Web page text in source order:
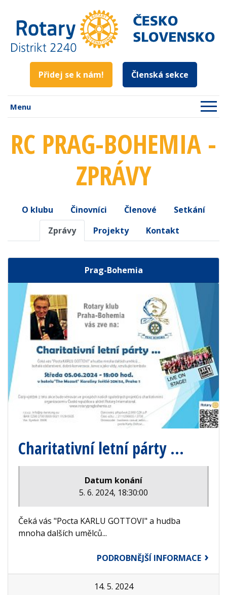
Přidej se k nám! Členská sekce
Menu
RC PRAG-BOHEMIA -
ZPRÁVY
O klubu Činovníci Členové
Setkání
Zprávy
Projekty Kontakt
Prag-Bohemia
Charitativní letní párty ...
Datum konání
5. 6. 2024, 18:30:00
Čeká vás "Pocta KARLU GOTTOVI" a hudba
mnoha dalších umělců...
PODROBNĚJŠÍ INFORMACE
14. 5. 2024